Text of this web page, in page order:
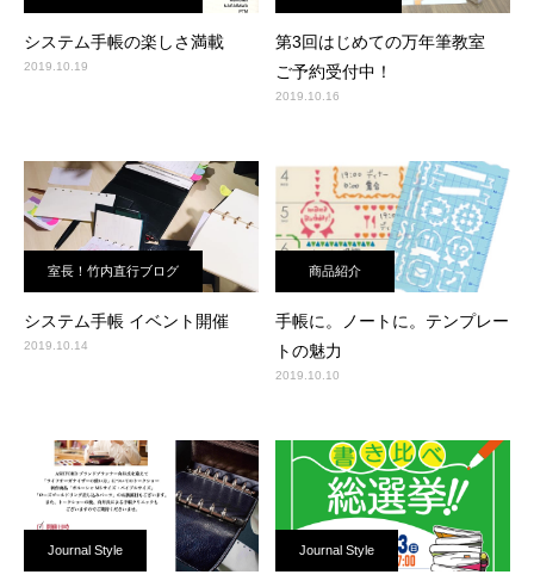
システム手帳の楽しさ満載
2019.10.19
第3回はじめての万年筆教室
ご予約受付中！
2019.10.16
室長！竹内直行ブログ
システム手帳 イベント開催
2019.10.14
商品紹介
手帳に。ノートに。テンプレー
トの魅力
2019.10.10
Journal Style Journal Style